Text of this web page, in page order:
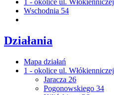
1 - okolice ul. Włókienniczej
Wschodnia 54
Działania
Mapa działań
1 - okolice ul. Włókienniczej
Jaracza 26
Pogonowskiego 34